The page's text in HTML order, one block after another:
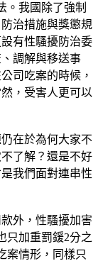
。我國除了強制
治措施與獎懲規
有性騷擾防治委
調解與移送事
司吃案的時候，
，受害人更可以
在於為何大家不
了解？還是不好
我們面對連串性
外，性騷擾加害
只加重罰鍰2分之
案情形，同樣只